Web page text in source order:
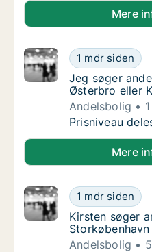
Jeg søger andelsbolig i
Mere
Jeg søger
1 mdr siden
Jeg søger
Jeg søger
Østerbro eller
Andelsbolig
Jeg søger
Prisniveau
Jeg søger andelsbolig
Mere
Kirsten søger
1 mdr siden
Kirsten søger
Kirsten søger
Storkøbenhavn
Andelsbolig